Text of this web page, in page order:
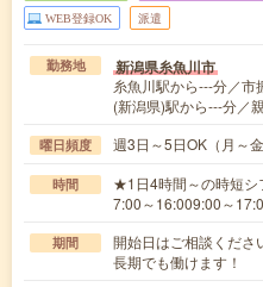
WEB登録OK 派遣
勤務地 新潟県糸魚川市
糸魚川駅から---分／
(新潟県)駅から---分／
曜日頻度 週3日～5日OK（月
時間
★1日4時間～の時短シ
7:00～16:009:00～
期間
開始日はご相談くだ
長期でも働けます！